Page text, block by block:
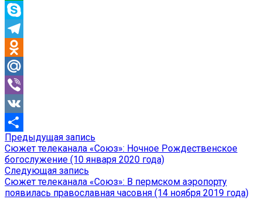
WhatsApp
Skype
Telegram
Odnoklassniki
Mail.Ru
Viber
VK
Отправить
Навигация
по
записям
Предыдущая запись
запись:
Сюжет телеканала «Союз»: Ночное Рождественское
богослужение (10 января 2020 года)
Следующая запись
запись:
Сюжет телеканала «Союз»: В пермском аэропорту
появилась православная часовня (14 ноября 2019 года)